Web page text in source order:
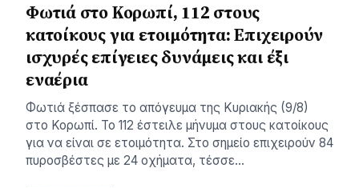
Φωτιά στο Κορωπί, 112 στους
κατοίκους για ετοιμότητα: Επιχειρούν
ισχυρές επίγειες δυνάμεις και έξι
εναέρια
Φωτιά ξέσπασε το απόγευμα της Κυριακής (9/8)
στο Κορωπί. Το 112 έστειλε μήνυμα στους κατοίκους
για να είναι σε ετοιμότητα. Στο σημείο επιχειρούν 84
πυροσβέστες με 24 οχήματα, τέσσε…